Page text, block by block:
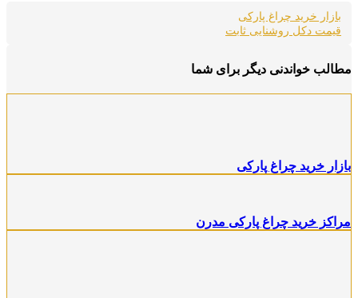
بازار خرید چراغ پارکی
قیمت دکل روشنایی ثابت
خواندنی دیگر برای شما
بازار خرید چراغ پارکی
مراکز خرید چراغ پارکی مدرن